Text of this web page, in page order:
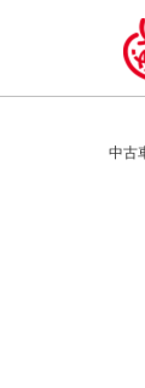
/*ABテスト_新
中古